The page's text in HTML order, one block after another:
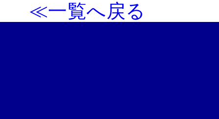
≪一覧へ戻る